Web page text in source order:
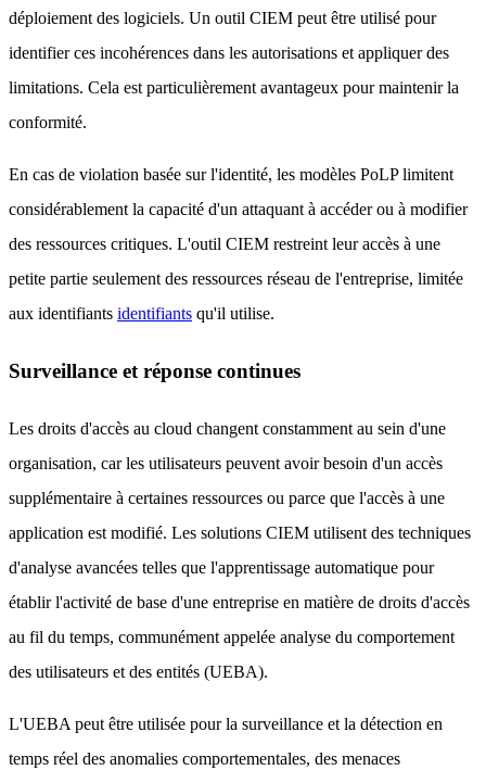
déploiement des logiciels. Un outil CIEM peut être utilisé pour
identifier ces incohérences dans les autorisations et appliquer des
limitations. Cela est particulièrement avantageux pour maintenir la
conformité.
En cas de violation basée sur l'identité, les modèles PoLP limitent
considérablement la capacité d'un attaquant à accéder ou à modifier
des ressources critiques. L'outil CIEM restreint leur accès à une
petite partie seulement des ressources réseau de l'entreprise, limitée
aux identifiants identifiants qu'il utilise.
Surveillance et réponse continues
Les droits d'accès au cloud changent constamment au sein d'une
organisation, car les utilisateurs peuvent avoir besoin d'un accès
supplémentaire à certaines ressources ou parce que l'accès à une
application est modifié. Les solutions CIEM utilisent des techniques
d'analyse avancées telles que l'apprentissage automatique pour
établir l'activité de base d'une entreprise en matière de droits d'accès
au fil du temps, communément appelée analyse du comportement
des utilisateurs et des entités (UEBA).
L'UEBA peut être utilisée pour la surveillance et la détection en
temps réel des anomalies comportementales, des menaces